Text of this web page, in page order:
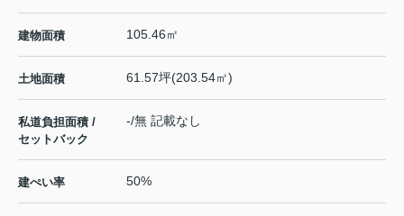
建物面積 105.46㎡
土地面積 61.57坪(203.54㎡)
私道負担面積 /
セットバック
-/無 記載なし
建ぺい率 50%